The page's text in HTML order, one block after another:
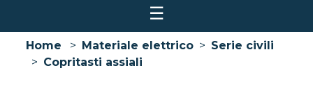
☰
Home > Materiale elettrico > Serie civili
> Copritasti assiali